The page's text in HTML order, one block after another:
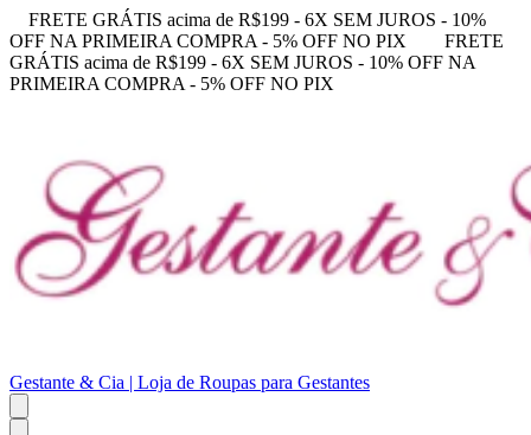
FRETE GRÁTIS acima de R$199 - 6X SEM JUROS - 10%
OFF NA PRIMEIRA COMPRA - 5% OFF NO PIX
FRETE
GRÁTIS acima de R$199 - 6X SEM JUROS - 10% OFF NA
PRIMEIRA COMPRA - 5% OFF NO PIX
Gestante & Cia | Loja de Roupas para Gestantes